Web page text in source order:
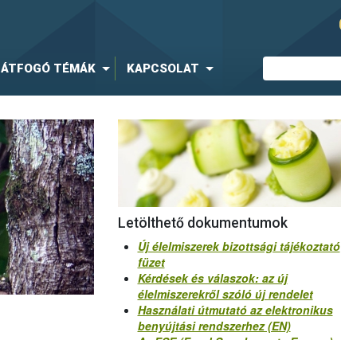
ÁTFOGÓ TÉMÁK KAPCSOLAT
Letölthető dokumentumok
Új élelmiszerek bizottsági tájékoztató
füzet
Kérdések és válaszok: az új
élelmiszerekről szóló új rendelet
Használati útmutató az elektronikus
benyújtási rendszerhez (EN)